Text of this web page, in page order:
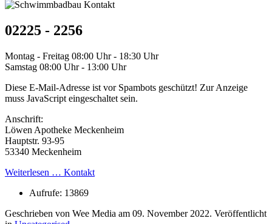
02225 - 2256
Montag - Freitag 08:00 Uhr - 18:30 Uhr
Samstag 08:00 Uhr - 13:00 Uhr
Diese E-Mail-Adresse ist vor Spambots geschützt! Zur Anzeige
muss JavaScript eingeschaltet sein.
Anschrift:
Löwen Apotheke Meckenheim
Hauptstr. 93-95
53340 Meckenheim
Weiterlesen … Kontakt
Aufrufe: 13869
Geschrieben von Wee Media am 09. November 2022. Veröffentlicht